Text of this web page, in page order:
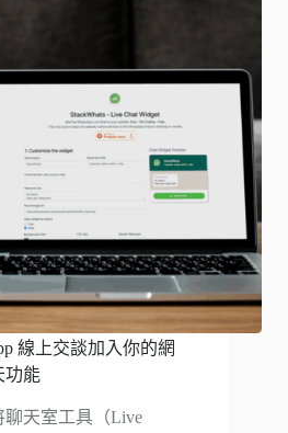
線上交談加入你的網
功能
聊天室工具（Live